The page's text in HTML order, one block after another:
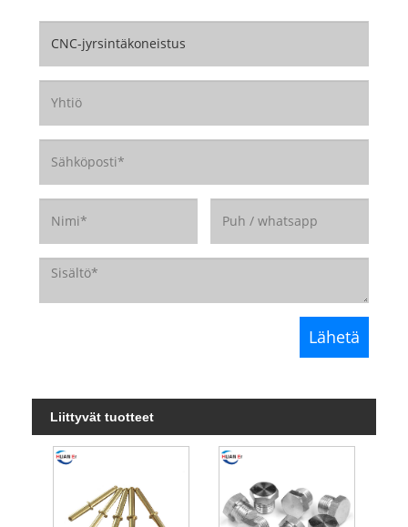
Liittyvät tuotteet